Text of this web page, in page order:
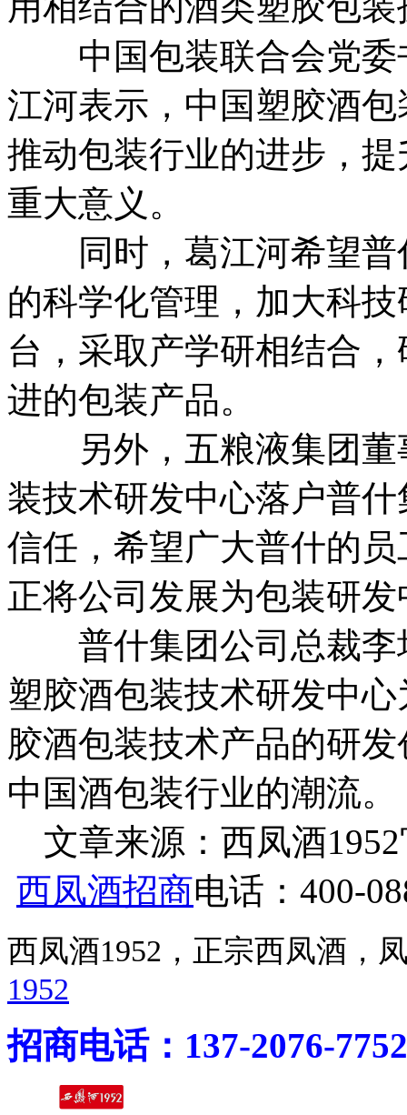
中国包装联合会党委
江河表示，中国塑胶酒
推动包装行业的进步，
重大意义。
同时，葛江河希望普
的科学化管理，加大科
台，采取产学研相结合
进的包装产品。
另外，五粮液集团董
装技术研发中心落户普
信任，希望广大普什的
正将公司发展为包装研
普什集团公司总裁李
塑胶酒包装技术研发中
胶酒包装技术产品的研
中国酒包装行业的潮流。
文章来源：西凤酒
西凤酒招商电话：400-
西凤酒1952，正宗西凤酒
1952
招商电话：137-2076-7752